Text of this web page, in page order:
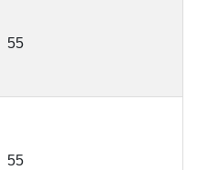
55
55